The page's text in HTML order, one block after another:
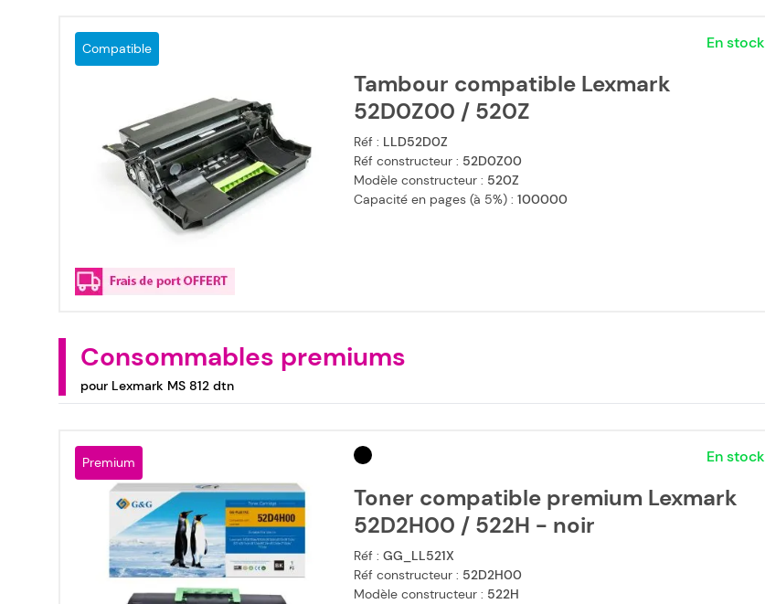
Compatible En stock
Tambour compatible Lexmark
52D0Z00 / 520Z
Réf : LLD52D0Z
Réf constructeur : 52D0Z00
Modèle constructeur : 520Z
Capacité en pages (à 5%) : 100000
Consommables premiums
pour Lexmark MS 812 dtn
Premium En stock
Toner compatible premium Lexmark
52D2H00 / 522H - noir
Réf : GG_LL521X
Réf constructeur : 52D2H00
Modèle constructeur : 522H